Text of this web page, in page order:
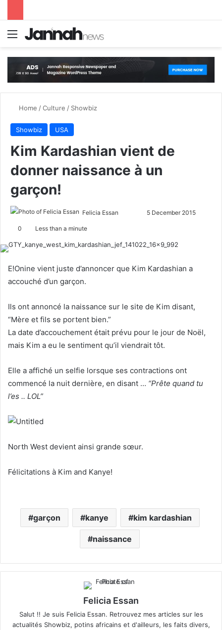
Menu
Home /Culture / Showbiz
Showbiz USA
Kim Kardashian vient de
donner naissance à un
garçon!
Felicia Essan
l
w
X
d
n
a
l
5 December 2015
0 Less than a minute
E!Onine vient juste d’annoncer que Kim Kardashian a
accouché d’un garçon.
Ils ont annoncé la naissance sur le site de Kim disant,
“Mère et fils se portent bien.”
La date d’accouchement était prévu pour le jour de Noël,
mais Kim a eu le sentiment qu’il viendrait tôt.
Elle a affiché un selfie lorsque ses contractions ont
commencé la nuit dernière, en disant … “Prête quand tu
l’es .. LOL”
North West devient ainsi grande sœur.
Félicitations à Kim and Kanye!
garçon kanye kim kardashian
naissance
Felicia Essan
Salut !! Je suis Felicia Essan. Retrouvez mes articles sur les
actualités Showbiz, potins africains et d'ailleurs, les faits divers,